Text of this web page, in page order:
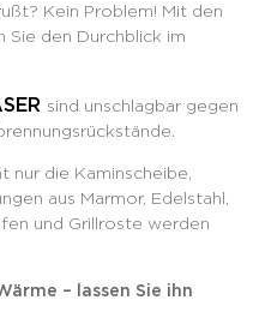
Kein Problem! Mit den
Sie den Durchblick im
sind unschlagbar gegen
nur die Kaminscheibe,
aus Marmor, Edelstahl,
und Grillroste werden
– lassen Sie ihn